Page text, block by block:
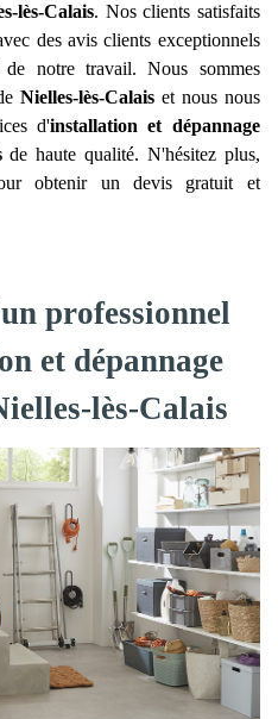
lès-Calais. Nos clients satisfaits
des avis clients exceptionnels
notre travail. Nous sommes
Nielles-lès-Calais et nous nous
d'installation et dépannage
de haute qualité. N'hésitez plus,
obtenir un devis gratuit et
professionnel
et dépannage
lès-Calais